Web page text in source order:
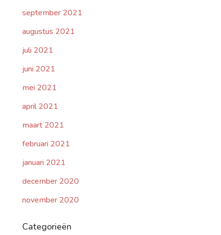
september 2021
augustus 2021
juli 2021
juni 2021
mei 2021
april 2021
maart 2021
februari 2021
januari 2021
december 2020
november 2020
Categorieën